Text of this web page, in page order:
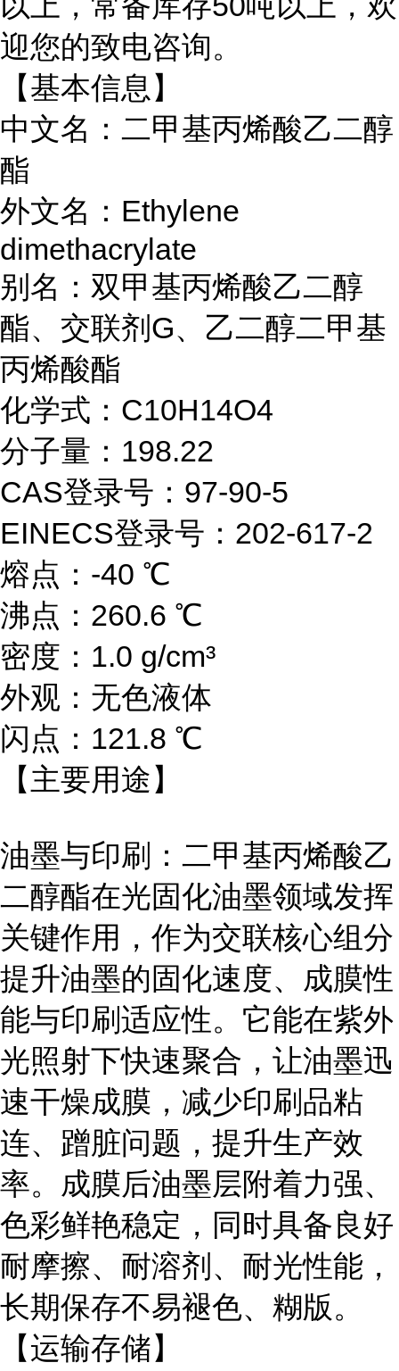
迎您的致电咨询。
【基本信息】
中文名：二甲基丙烯酸乙二醇
酯
外文名：Ethylene
dimethacrylate
别名： 双甲基丙烯酸乙二醇
酯、交联剂G、乙二醇二甲基
丙烯酸酯
化学式：C10H14O4
分子量：198.22
CAS登录号：97-90-5
EINECS登录号：202-617-2
熔点：-40 ℃
沸点：260.6 ℃
密度：1.0 g/cm³
外观：无色液体
闪点：121.8 ℃
【主要用途】
油墨与印刷：二甲基丙烯酸乙
二醇酯在光固化油墨领域发挥
关键作用，作为交联核心组分
提升油墨的固化速度、成膜性
能与印刷适应性。它能在紫外
光照射下快速聚合，让油墨迅
速干燥成膜，减少印刷品粘
连、蹭脏问题，提升生产效
率。成膜后油墨层附着力强、
色彩鲜艳稳定，同时具备良好
耐摩擦、耐溶剂、耐光性能，
长期保存不易褪色、糊版。
【运输存储】